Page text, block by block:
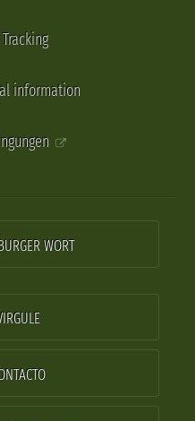
information
WORT